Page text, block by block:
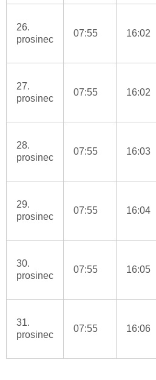
26.
prosinec
07:55 16:02
27.
prosinec
07:55 16:02
28.
prosinec
07:55 16:03
29.
prosinec
07:55 16:04
30.
prosinec
07:55 16:05
31.
prosinec
07:55 16:06